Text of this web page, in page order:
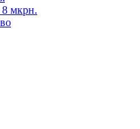
8 мкрн.